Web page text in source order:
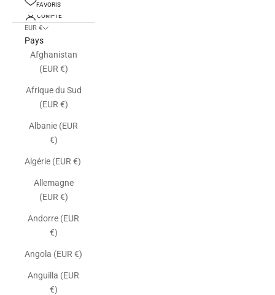
FAVORIS
COMPTE
EUR €
Pays
Afghanistan
(EUR €)
Afrique du Sud
(EUR €)
Albanie (EUR
€)
Algérie (EUR €)
Allemagne
(EUR €)
Andorre (EUR
€)
Angola (EUR €)
Anguilla (EUR
€)